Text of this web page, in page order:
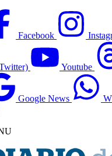
Facebook
Youtube
Google News